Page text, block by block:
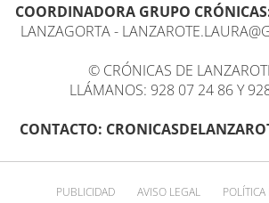
COORDINADORA GRUPO
LANZAGORTA -
© CRÓNICAS DE
LLÁMANOS: 928 07 24 86 Y
CONTACTO:
PUBLICIDAD AVISO LEGAL